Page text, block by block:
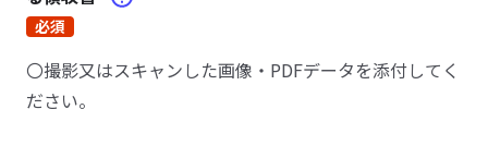
必須
〇撮影又はスキャンした画像・PDFデータを添付してく
ださい。